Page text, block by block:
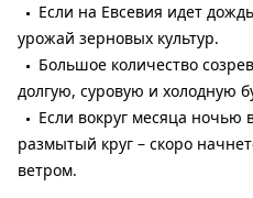
Если на Евсевия идет
урожай зерновых культур.
Большое количество
долгую, суровую и холодную
Если вокруг месяца ночью
размытый круг – скоро
ветром.